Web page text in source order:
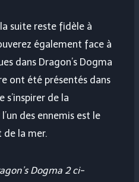
suite reste fidèle à
également face à
dans Dragon’s Dogma
ont été présentés dans
s’inspirer de la
des ennemis est le
de la mer.
Dogma 2 ci-